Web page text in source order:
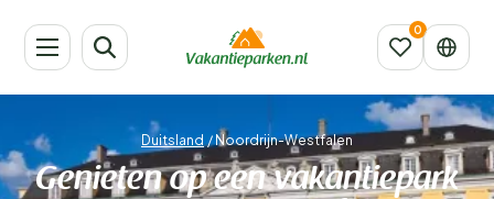
Duitsland /Noordrijn-Westfalen
Genieten op een vakantiepark